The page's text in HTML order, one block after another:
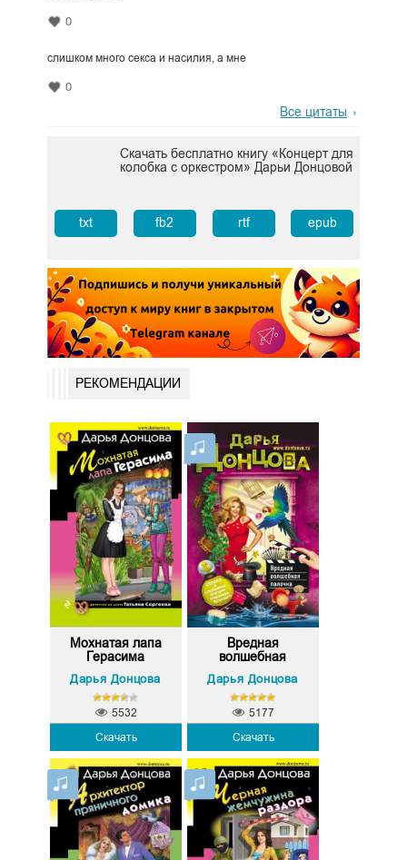
0
слишком много секса и насилия, а мне
0
Все цитаты
Скачать бесплатно книгу «Концерт для
колобка с оркестром» Дарьи Донцовой
txt fb2 rtf epub
РЕКОМЕНДАЦИИ
Мохнатая лапа
Герасима
Дарья Донцова
Скачать
5532
Вредная
волшебная
Дарья Донцова
Скачать
5177